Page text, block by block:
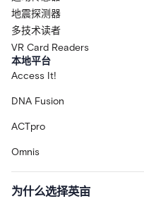
地震探测器
多技术读者
VR Card Readers
本地平台
Access It!
DNA Fusion
ACTpro
Omnis
为什么选择英亩